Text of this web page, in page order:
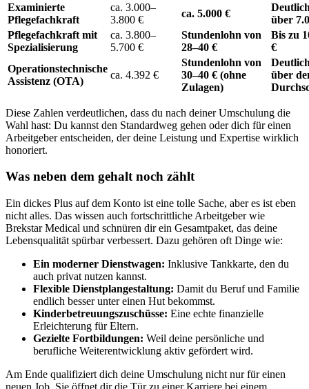
Examinierte
Pflegefachkraft
ca. 3.000–
3.800 €
ca. 5.000 €
über
Pflegefachkraft mit
Spezialisierung
ca. 3.800–
5.700 €
Stundenlohn von
28–40 €
Bis zu
€
Operationstechnische
Assistenz (OTA)
ca. 4.392 €
Stundenlohn von
30–40 € (ohne
Zulagen)
über
Diese Zahlen verdeutlichen, dass du nach deiner Umschulung die
Wahl hast: Du kannst den Standardweg gehen oder dich für einen
Arbeitgeber entscheiden, der deine Leistung und Expertise wirklich
honoriert.
Was neben dem gehalt noch zählt
Ein dickes Plus auf dem Konto ist eine tolle Sache, aber es ist eben
nicht alles. Das wissen auch fortschrittliche Arbeitgeber wie
Brekstar Medical und schnüren dir ein Gesamtpaket, das deine
Lebensqualität spürbar verbessert. Dazu gehören oft Dinge wie:
Ein moderner Dienstwagen: Inklusive Tankkarte, den du
auch privat nutzen kannst.
Flexible Dienstplangestaltung: Damit du Beruf und Familie
endlich besser unter einen Hut bekommst.
Kinderbetreuungszuschüsse: Eine echte finanzielle
Erleichterung für Eltern.
Gezielte Fortbildungen: Weil deine persönliche und
berufliche Weiterentwicklung aktiv gefördert wird.
Am Ende qualifiziert dich deine Umschulung nicht nur für einen
neuen Job. Sie öffnet dir die Tür zu einer Karriere bei einem